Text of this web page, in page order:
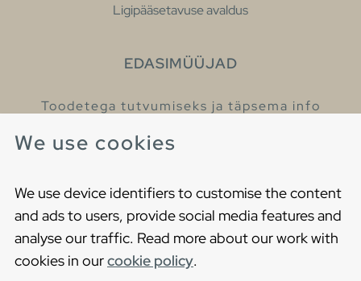
We use cookies
We use device identifiers to customise the content
and ads to users, provide social media features and
analyse our traffic. Read more about our work with
cookies in ourcookie policy.
Ligipääsetavuse avaldus
EDASIMÜÜJAD
Toodetega tutvumiseks ja täpsema info